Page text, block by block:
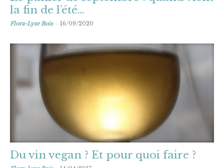
la fin de l’été…
Flora-Lyse Bois - 16/09/2020
Du vin vegan ? Et pour quoi faire ?